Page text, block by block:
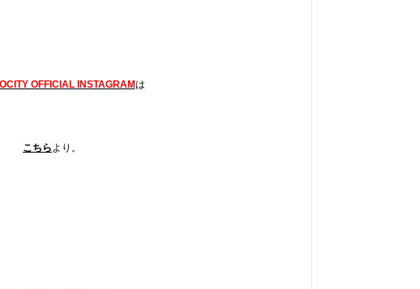
OFFICIAL INSTAGRAMは
こちらより。